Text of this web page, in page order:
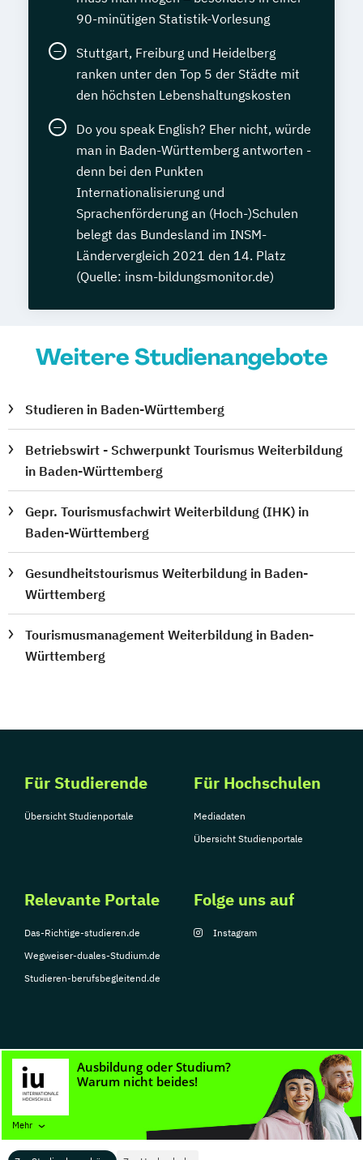
Mehr
90-minütigen Statistik-Vorlesung
Stuttgart, Freiburg und Heidelberg
ranken unter den Top 5 der Städte mit
den höchsten Lebenshaltungskosten
Do you speak English? Eher nicht, würde
man in Baden-Württemberg antworten -
denn bei den Punkten
Internationalisierung und
Sprachenförderung an (Hoch-)Schulen
belegt das Bundesland im INSM-
Ländervergleich 2021 den 14. Platz
(Quelle: insm-bildungsmonitor.de)
Weitere Studienangebote
Studieren in Baden-Württemberg
Betriebswirt - Schwerpunkt Tourismus Weiterbildung
in Baden-Württemberg
Gepr. Tourismusfachwirt Weiterbildung (IHK) in
Baden-Württemberg
Gesundheitstourismus Weiterbildung in Baden-
Württemberg
Tourismusmanagement Weiterbildung in Baden-
Württemberg
Für Studierende
Übersicht Studienportale
Für Hochschulen
Mediadaten
Übersicht Studienportale
Relevante Portale
Das-Richtige-studieren.de
Wegweiser-duales-Studium.de
Studieren-berufsbegleitend.de
Folge uns auf
Instagram
© Copyright 2026, TarGroup Media GmbH
Nutzungsbedingungen